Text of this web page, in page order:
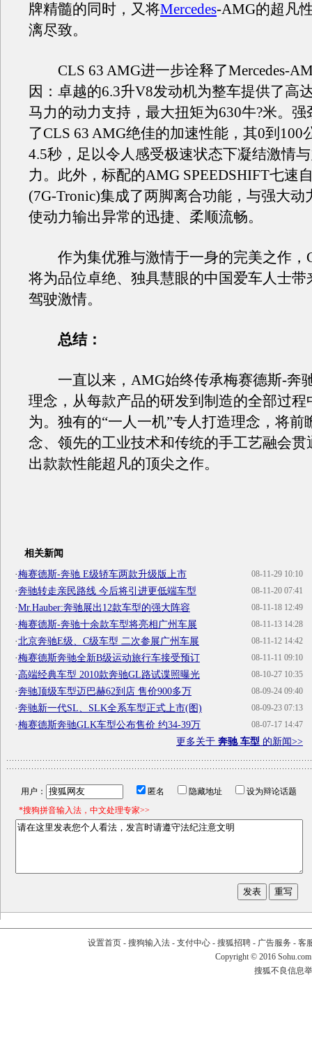
牌精髓的同时，又将Mercedes-AMG的超凡
漓尽致。
CLS 63 AMG进一步诠释了Mercedes-
因：卓越的6.3升V8发动机为整车提供了高
马力的动力支持，最大扭矩为630牛?米。
了CLS 63 AMG绝佳的加速性能，其0到100
4.5秒，足以令人感受极速状态下凝结激情
力。此外，标配的AMG SPEEDSHIFT七速
(7G-Tronic)集成了两脚离合功能，与强大动
使动力输出异常的迅捷、柔顺流畅。
作为集优雅与激情于一身的完美之作，
将为品位卓绝、独具慧眼的中国爱车人士带
驾驶激情。
总结：
一直以来，AMG始终传承梅赛德斯-奔
理念，从每款产品的研发到制造的全部过程
为。独有的“一人一机”专人打造理念，将前
念、领先的工业技术和传统的手工艺融会贯
出款款性能超凡的顶尖之作。
相关新闻
08-11-29 10:10
·梅赛德斯-奔驰 E级轿车两款升级版上市
08-11-20 07:41
·奔驰转走亲民路线 今后将引进更低端车型
08-11-18 12:49
·Mr.Hauber:奔驰展出12款车型的强大阵容
08-11-13 14:28
·梅赛德斯-奔驰十余款车型将亮相广州车展
08-11-12 14:42
·北京奔驰E级、C级车型 二次参展广州车展
08-11-11 09:10
·梅赛德斯奔驰全新B级运动旅行车接受预订
08-10-27 10:35
·高端经典车型 2010款奔驰GL路试谍照曝光
08-09-24 09:40
·奔驰顶级车型迈巴赫62到店 售价900多万
08-09-23 07:13
·奔驰新一代SL、SLK全系车型正式上市(图)
08-07-17 14:47
·梅赛德斯奔驰GLK车型公布售价 约34-39万
更多关于 奔驰 车型 的新闻>>
用户： 匿名 隐藏地址
设为辩论话题
*搜狗拼音输入法，中文处理专家>>
设置首页- 搜狗输入法- 支付中心- 搜狐招聘- 广告服务 - 客
Copyright © 2016
搜狐不良信息